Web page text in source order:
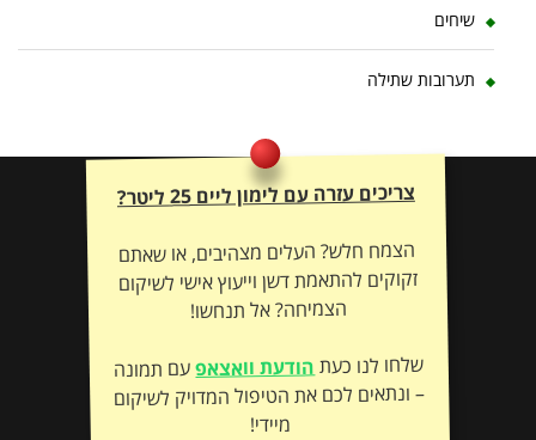
שיחים
תערובות שתילה
צריכים עזרה עם לימון ליים 25 ליטר?
הצמח חלש? העלים מצהיבים, או שאתם
זקוקים להתאמת דשן וייעוץ אישי לשיקום
הצמיחה? אל תנחשו!
שלחו לנו כעתהודעת וואצאפעם תמונה
– ונתאים לכם את הטיפול המדויק לשיקום
מיידי!